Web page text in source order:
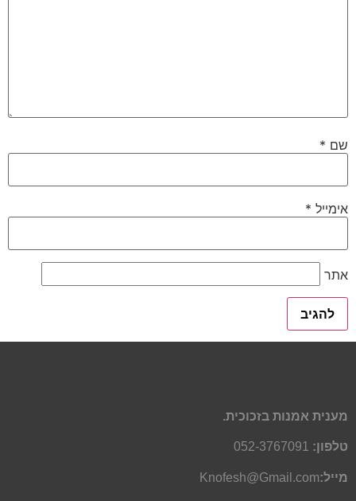
שם *
אימייל *
אתר
מענית אמנות בזכוכית.
טלפון: 052-3767091
מייל:Knofesh@Gmail.com